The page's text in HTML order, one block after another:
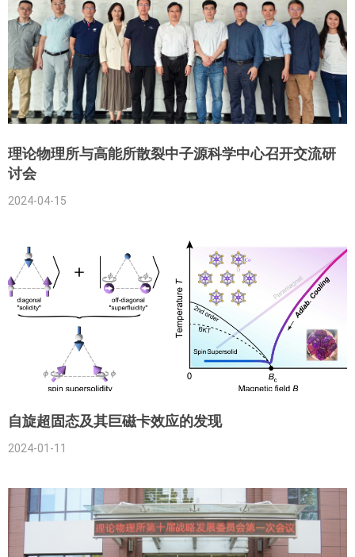
理论物理所与高能所散裂中子源科学中心召开交流研
讨会
2024-04-15
自旋超固态及其巨磁卡效应的发现
2024-01-11